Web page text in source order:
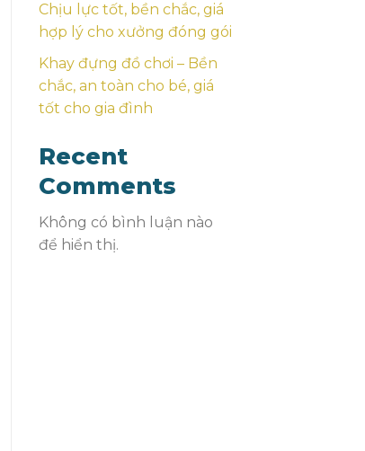
Chịu lực tốt, bền chắc, giá
hợp lý cho xưởng đóng gói
Khay đựng đồ chơi – Bền
chắc, an toàn cho bé, giá
tốt cho gia đình
Recent
Comments
Không có bình luận nào
để hiển thị.